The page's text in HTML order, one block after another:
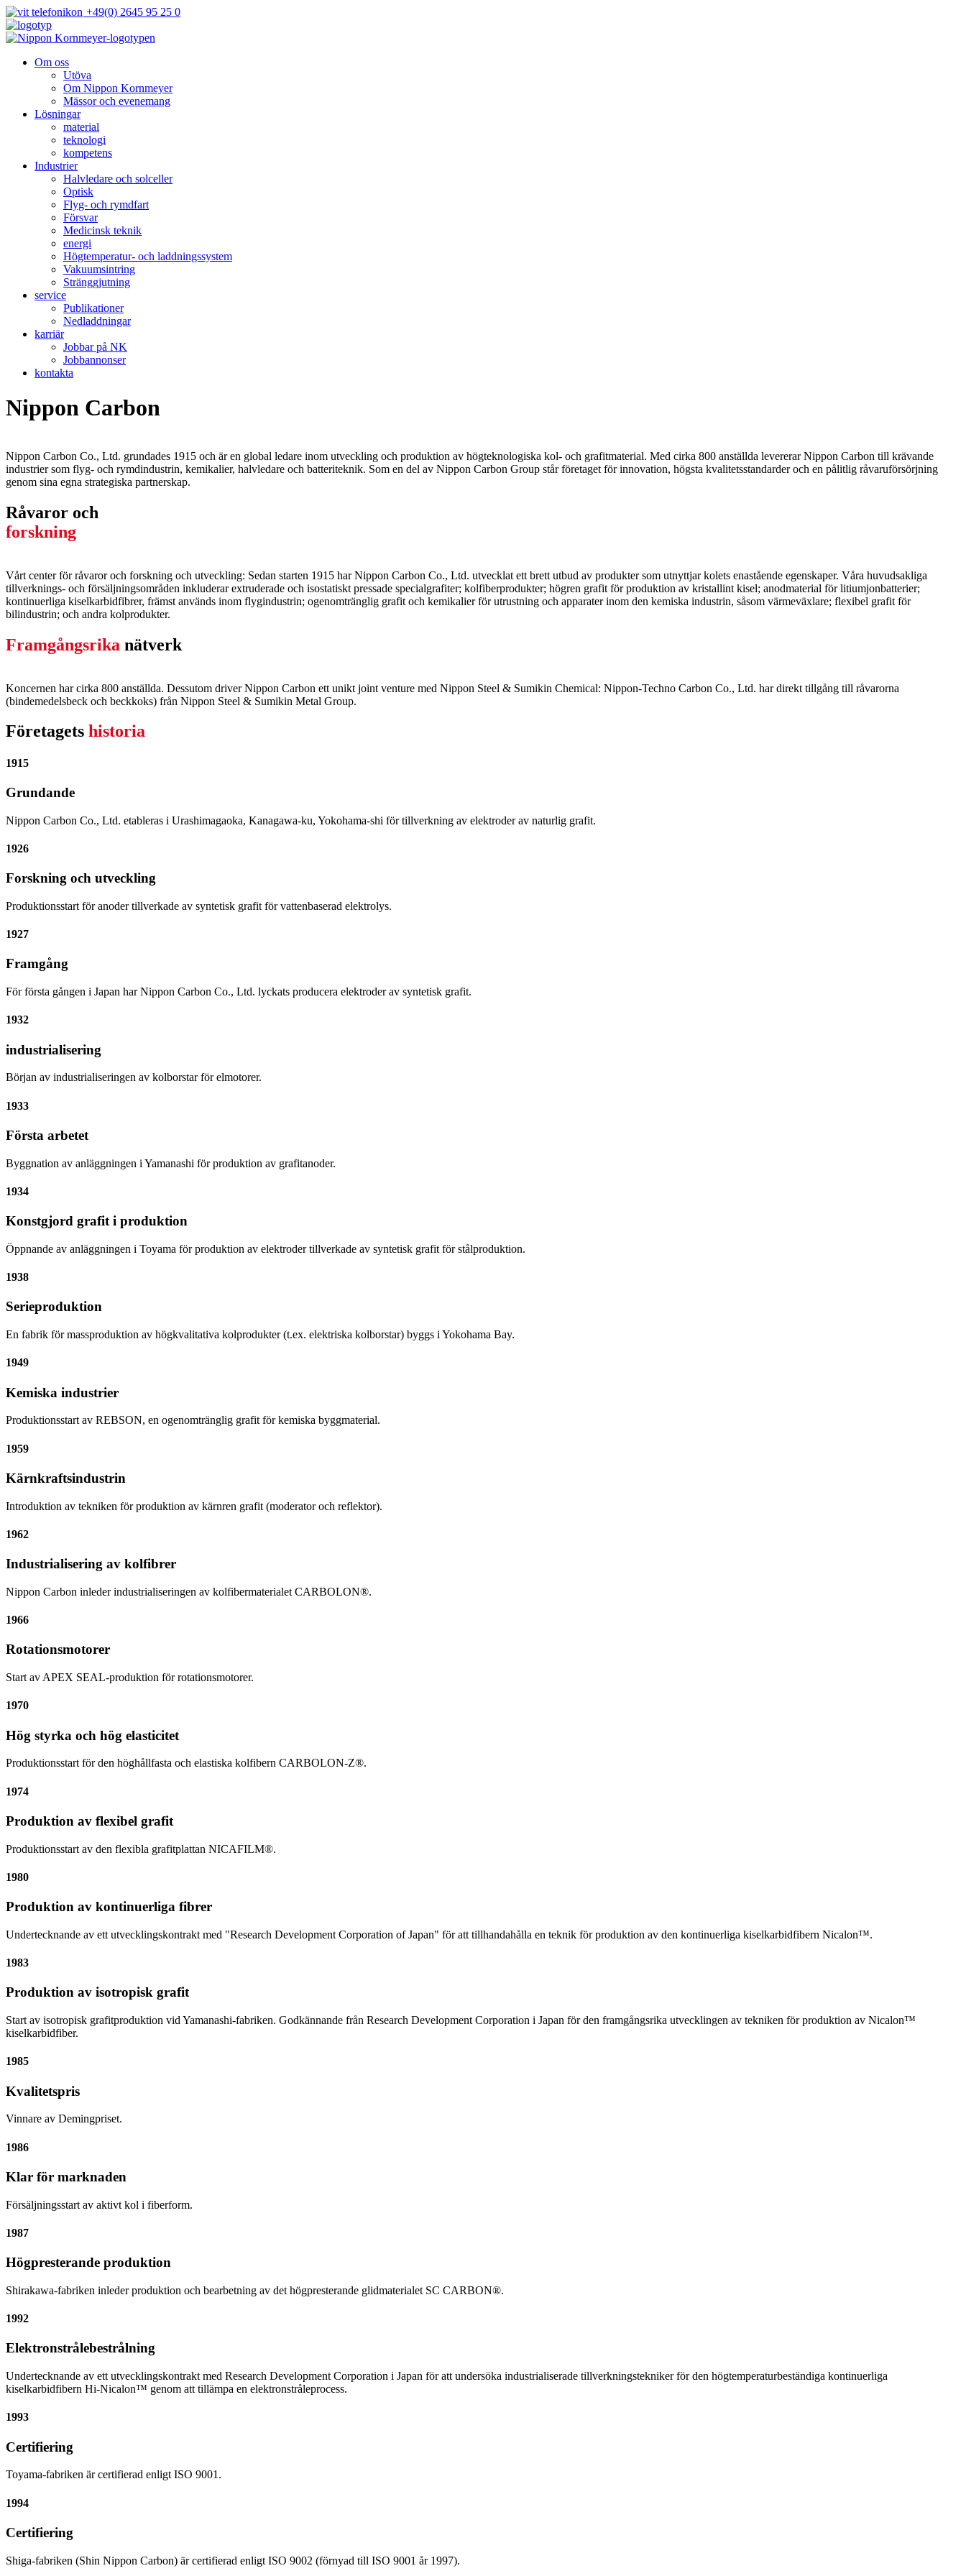
+49(0) 2645 95 25 0
Om oss
Utöva
Om Nippon Kornmeyer
Mässor och evenemang
Lösningar
material
teknologi
kompetens
Industrier
Halvledare och solceller
Optisk
Flyg- och rymdfart
Försvar
Medicinsk teknik
energi
Högtemperatur- och laddningssystem
Vakuumsintring
Stränggjutning
service
Publikationer
Nedladdningar
karriär
Jobbar på NK
Jobbannonser
kontakta
Nippon Carbon
Nippon Carbon Co., Ltd. grundades 1915 och är en global ledare inom utveckling och produktion av högteknologiska kol- och grafitmaterial. Med cirka 800 anställda levererar Nippon Carbon till krävande
industrier som flyg- och rymdindustrin, kemikalier, halvledare och batteriteknik. Som en del av Nippon Carbon Group står företaget för innovation, högsta kvalitetsstandarder och en pålitlig råvaruförsörjning
genom sina egna strategiska partnerskap.
Råvaror och
forskning
Vårt center för råvaror och forskning och utveckling: Sedan starten 1915 har Nippon Carbon Co., Ltd. utvecklat ett brett utbud av produkter som utnyttjar kolets enastående egenskaper. Våra huvudsakliga
tillverknings- och försäljningsområden inkluderar extruderade och isostatiskt pressade specialgrafiter; kolfiberprodukter; högren grafit för produktion av kristallint kisel; anodmaterial för litiumjonbatterier;
kontinuerliga kiselkarbidfibrer, främst används inom flygindustrin; ogenomtränglig grafit och kemikalier för utrustning och apparater inom den kemiska industrin, såsom värmeväxlare; flexibel grafit för
bilindustrin; och andra kolprodukter.
Framgångsrika nätverk
Koncernen har cirka 800 anställda. Dessutom driver Nippon Carbon ett unikt joint venture med Nippon Steel & Sumikin Chemical: Nippon-Techno Carbon Co., Ltd. har direkt tillgång till råvarorna
(bindemedelsbeck och beckkoks) från Nippon Steel & Sumikin Metal Group.
Företagets historia
1915
Grundande
Nippon Carbon Co., Ltd. etableras i Urashimagaoka, Kanagawa-ku, Yokohama-shi för tillverkning av elektroder av naturlig grafit.
1926
Forskning och utveckling
Produktionsstart för anoder tillverkade av syntetisk grafit för vattenbaserad elektrolys.
1927
Framgång
För första gången i Japan har Nippon Carbon Co., Ltd. lyckats producera elektroder av syntetisk grafit.
1932
industrialisering
Början av industrialiseringen av kolborstar för elmotorer.
1933
Första arbetet
Byggnation av anläggningen i Yamanashi för produktion av grafitanoder.
1934
Konstgjord grafit i produktion
Öppnande av anläggningen i Toyama för produktion av elektroder tillverkade av syntetisk grafit för stålproduktion.
1938
Serieproduktion
En fabrik för massproduktion av högkvalitativa kolprodukter (t.ex. elektriska kolborstar) byggs i Yokohama Bay.
1949
Kemiska industrier
Produktionsstart av REBSON, en ogenomtränglig grafit för kemiska byggmaterial.
1959
Kärnkraftsindustrin
Introduktion av tekniken för produktion av kärnren grafit (moderator och reflektor).
1962
Industrialisering av kolfibrer
Nippon Carbon inleder industrialiseringen av kolfibermaterialet CARBOLON®.
1966
Rotationsmotorer
Start av APEX SEAL-produktion för rotationsmotorer.
1970
Hög styrka och hög elasticitet
Produktionsstart för den höghållfasta och elastiska kolfibern CARBOLON-Z®.
1974
Produktion av flexibel grafit
Produktionsstart av den flexibla grafitplattan NICAFILM®.
1980
Produktion av kontinuerliga fibrer
Undertecknande av ett utvecklingskontrakt med "Research Development Corporation of Japan" för att tillhandahålla en teknik för produktion av den kontinuerliga kiselkarbidfibern Nicalon™.
1983
Produktion av isotropisk grafit
Start av isotropisk grafitproduktion vid Yamanashi-fabriken. Godkännande från Research Development Corporation i Japan för den framgångsrika utvecklingen av tekniken för produktion av Nicalon™
kiselkarbidfiber.
1985
Kvalitetspris
Vinnare av Demingpriset.
1986
Klar för marknaden
Försäljningsstart av aktivt kol i fiberform.
1987
Högpresterande produktion
Shirakawa-fabriken inleder produktion och bearbetning av det högpresterande glidmaterialet SC CARBON®.
1992
Elektronstrålebestrålning
Undertecknande av ett utvecklingskontrakt med Research Development Corporation i Japan för att undersöka industrialiserade tillverkningstekniker för den högtemperaturbeständiga kontinuerliga
kiselkarbidfibern Hi-Nicalon™ genom att tillämpa en elektronstråleprocess.
1993
Certifiering
Toyama-fabriken är certifierad enligt ISO 9001.
1994
Certifiering
Shiga-fabriken (Shin Nippon Carbon) är certifierad enligt ISO 9002 (förnyad till ISO 9001 år 1997).